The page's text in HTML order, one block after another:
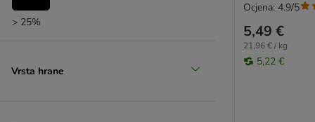
> 25%
Vrsta hrane
5,49 €
21,96 € / kg
5,22 €
Ocjena: 4.9/5